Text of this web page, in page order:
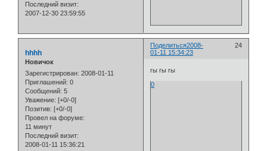
Последний визит:
2007-12-30 23:59:55
Поделиться 24
2008-
01-11 15:34:23
hhhh
Новичок
Зарегистрирован: 2008-01-11
Приглашений: 0
Сообщений: 5
Уважение: [+0/-0]
Позитив: [+0/-0]
Провел на форуме:
11 минут
Последний визит:
2008-01-11 15:36:21
гы гы гы
0